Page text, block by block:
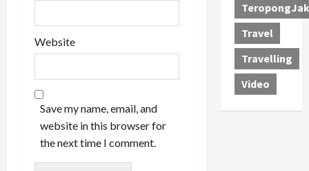
Website
Save my name, email, and
website in this browser for
the next time I comment.
Travel
Travelling
Video